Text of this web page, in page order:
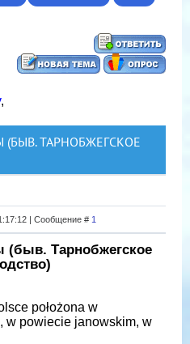
,
ТАРНОБЖЕГСКОЕ
| Сообщение # 1
(быв. Тарнобжегское
położona w
w powiecie janowskim, w